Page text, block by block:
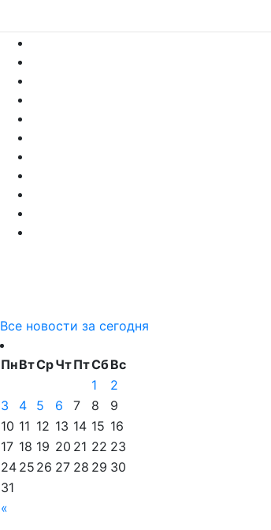
Все новости за сегодня
ПнВтСрЧтПтСбВс
«
1
2
3
4 5 6 7 8
9
10 11 12 13 14 15 16
17 18 19 20 21 22 23
24 25 26 27 28 29 30
31